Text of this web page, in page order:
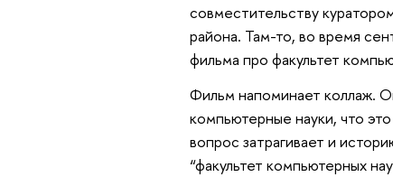
совместительству
района. Там-то, во время
фильма про факультет
Фильм напоминает коллаж.
компьютерные науки, что
вопрос затрагивает и
“факультет компьютерных